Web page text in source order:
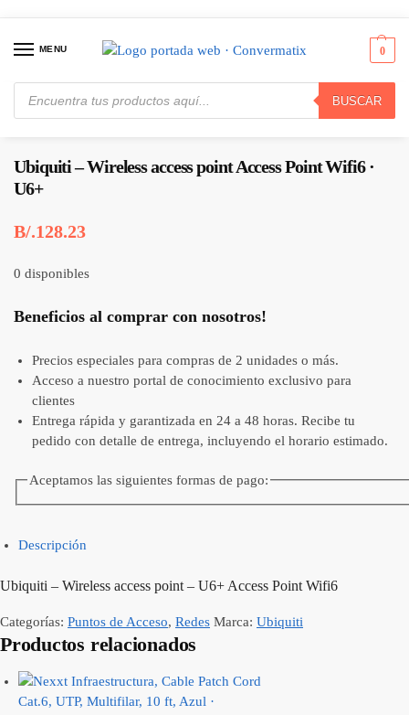
MENU
BUSCAR
0
Inicio / Redes Puntos de Acceso / Ubiquiti – Wireless access point Access Point Wifi6 · U6+
Ubiquiti – Wireless access point Access Point Wifi6 ·
U6+
B/.128.23
0 disponibles
Beneficios al comprar con nosotros!
Precios especiales para compras de 2 unidades o más.
Acceso a nuestro portal de conocimiento exclusivo para
clientes
Entrega rápida y garantizada en 24 a 48 horas. Recibe tu
pedido con detalle de entrega, incluyendo el horario estimado.
Aceptamos las siguientes formas de pago:
Descripción
Ubiquiti – Wireless access point – U6+ Access Point Wifi6
Categorías: Puntos de Acceso, Redes Marca: Ubiquiti
Productos relacionados